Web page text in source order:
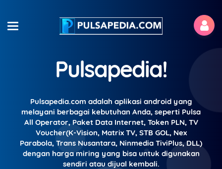
Pulsapedia!
Pulsapedia.com adalah aplikasi android yang
melayani berbagai kebutuhan Anda, seperti Pulsa
All Operator, Paket Data Internet, Token PLN, TV
Voucher(K-Vision, Matrix TV, STB GOL, Nex
Parabola, Trans Nusantara, Ninmedia TiviPlus, DLL)
dengan harga miring yang bisa untuk digunakan
sendiri atau dijual kembali.